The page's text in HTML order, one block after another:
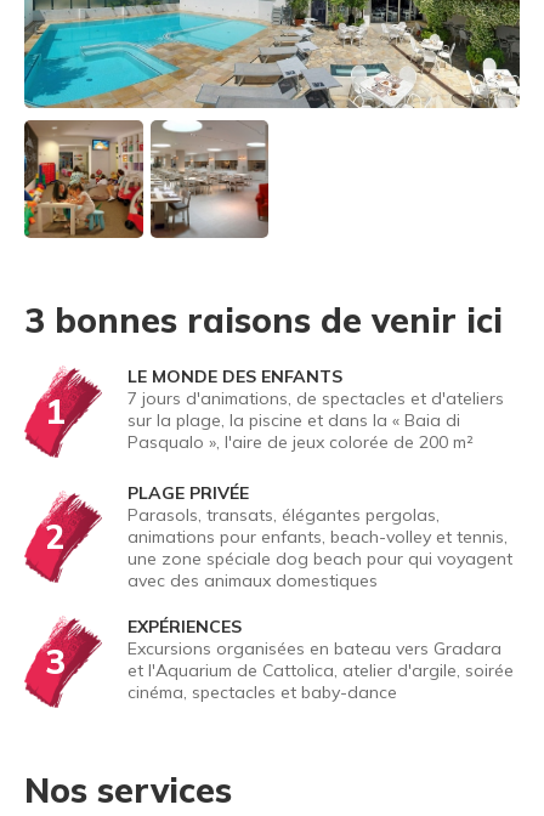
3 bonnes raisons de venir ici
1
LE MONDE DES ENFANTS
7 jours d'animations, de spectacles et d'ateliers
sur la plage, la piscine et dans la « Baia di
Pasqualo », l'aire de jeux colorée de 200 m²
2
PLAGE PRIVÉE
Parasols, transats, élégantes pergolas,
animations pour enfants, beach-volley et tennis,
une zone spéciale dog beach pour qui voyagent
avec des animaux domestiques
3
EXPÉRIENCES
Excursions organisées en bateau vers Gradara
et l'Aquarium de Cattolica, atelier d'argile, soirée
cinéma, spectacles et baby-dance
Nos services